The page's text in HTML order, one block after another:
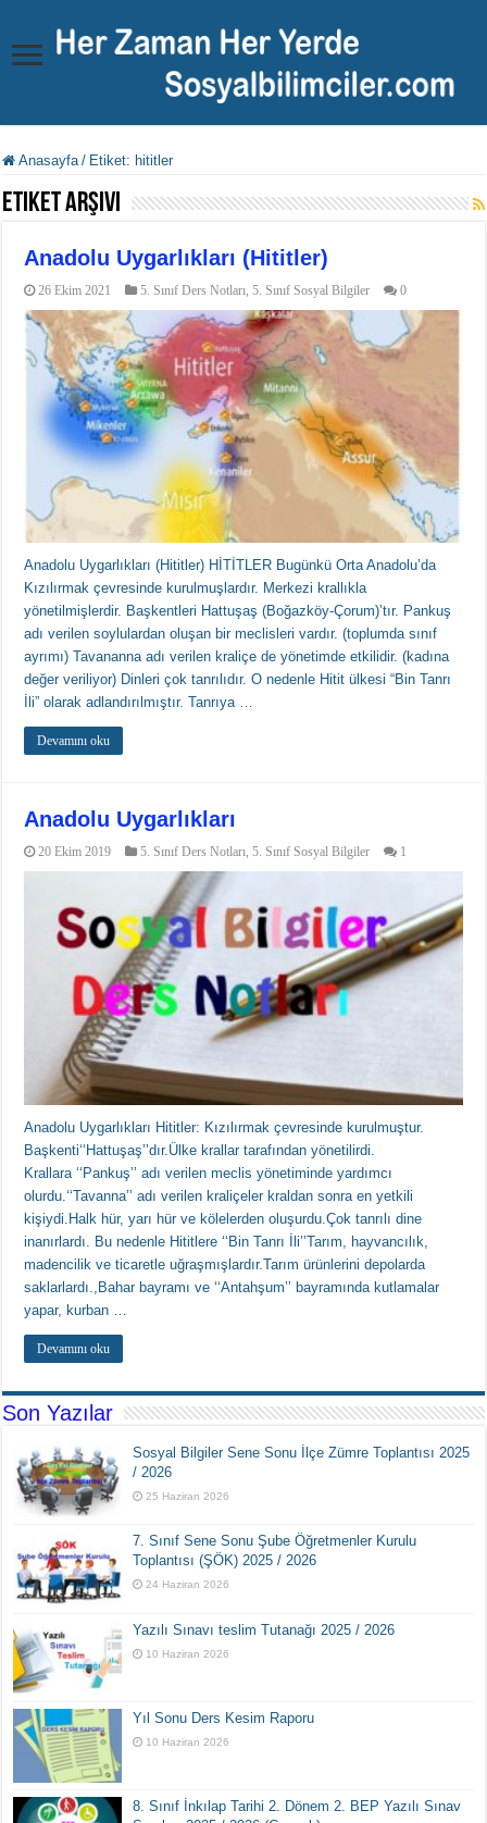
Anasayfa / Etiket: hititler
Etiket Arşivi
Anadolu Uygarlıkları (Hititler)
26 Ekim 2021 5. Sınıf Ders Notları ,5. Sınıf Sosyal Bilgiler 0
Anadolu Uygarlıkları (Hititler) HİTİTLER Bugünkü Orta Anadolu’da
Kızılırmak çevresinde kurulmuşlardır. Merkezi krallıkla
yönetilmişlerdir. Başkentleri Hattuşaş (Boğazköy-Çorum)’tır. Pankuş
adı verilen soylulardan oluşan bir meclisleri vardır. (toplumda sınıf
ayrımı) Tavananna adı verilen kraliçe de yönetimde etkilidir. (kadına
değer veriliyor) Dinleri çok tanrılıdır. O nedenle Hitit ülkesi “Bin Tanrı
İli” olarak adlandırılmıştır. Tanrıya …
Devamını oku
Anadolu Uygarlıkları
20 Ekim 2019 5. Sınıf Ders Notları,5. Sınıf Sosyal Bilgiler 1
Anadolu Uygarlıkları Hititler: Kızılırmak çevresinde kurulmuştur.
Başkenti‘‘Hattuşaş’’dır.Ülke krallar tarafından yönetilirdi.
Krallara ‘‘Pankuş’’ adı verilen meclis yönetiminde yardımcı
olurdu.‘‘Tavanna’’ adı verilen kraliçeler kraldan sonra en yetkili
kişiydi.Halk hür, yarı hür ve kölelerden oluşurdu.Çok tanrılı dine
inanırlardı. Bu nedenle Hititlere ‘‘Bin Tanrı İli’’Tarım, hayvancılık,
madencilik ve ticaretle uğraşmışlardır.Tarım ürünlerini depolarda
saklarlardı.,Bahar bayramı ve ‘‘Antahşum’’ bayramında kutlamalar
yapar, kurban …
Devamını oku
Son Yazılar
Sosyal Bilgiler Sene Sonu İlçe Zümre Toplantısı 2025
/ 2026
25 Haziran 2026
7. Sınıf Sene Sonu Şube Öğretmenler Kurulu
Toplantısı (ŞÖK) 2025 / 2026
24 Haziran 2026
Yazılı Sınavı teslim Tutanağı 2025 / 2026
10 Haziran 2026
Yıl Sonu Ders Kesim Raporu
10 Haziran 2026
8. Sınıf İnkılap Tarihi 2. Dönem 2. BEP Yazılı Sınav